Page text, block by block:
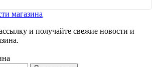
магазина
и получайте свежие новости и